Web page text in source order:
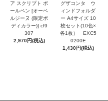
ア スクリプト ボ
ールペン [オーベ
ルジーヌ (限定ボ
ディカラー)] cf9
307
2,970円(税込)
グザコンタ ウ
ィンドフォルダ
ー A4サイズ 10
枚セット(10色×
各1枚） EXC5
0200E
1,430円(税込)